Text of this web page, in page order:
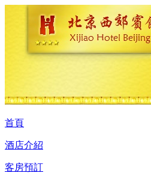
首頁
酒店介紹
客房預訂